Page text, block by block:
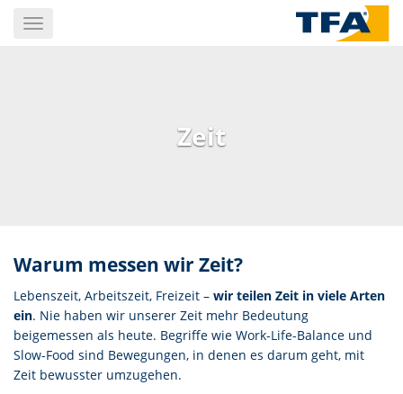
Toggle
Zeit
Warum messen wir Zeit?
Lebenszeit, Arbeitszeit, Freizeit – wir teilen Zeit in viele Arten
ein. Nie haben wir unserer Zeit mehr Bedeutung
beigemessen als heute. Begriffe wie Work-Life-Balance und
Slow-Food sind Bewegungen, in denen es darum geht, mit
Zeit bewusster umzugehen.